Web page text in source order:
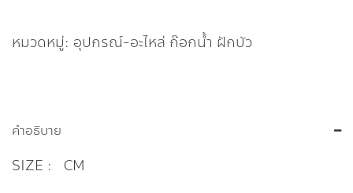
หมวดหมู่: อุปกรณ์-อะไหล่ ก๊อกน้ำ ฝักบัว
คำอธิบาย
SIZE : CM